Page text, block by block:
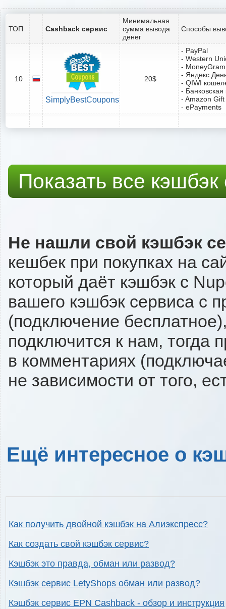
ТОП Cashback сервис
Минимальная
сумма вывода
денег
Способы
10
SimplyBestCoupons
20$
- PayPal
- Western
- MoneyGram
-
- QIWI
-
- Amazon
- ePayments
Показать все
Не нашли свой кэшбэк
кешбек при покупках на
который даёт кэшбэк с
вашего кэшбэк сервиса с
(подключение
подключится к нам, тогда
в комментариях
не зависимости от того,
Ещё интересное о
Как получить двойной кэшбэк на Алиэкспресс?
Как создать свой кэшбэк сервис?
Кэшбэк это правда, обман или развод?
Кэшбэк сервис LetyShops обман или развод?
Кэшбэк сервис EPN Cashback - обзор и инструкция